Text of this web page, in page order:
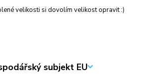
velikosti si dovolím velikost opravit :)
subjekt EU